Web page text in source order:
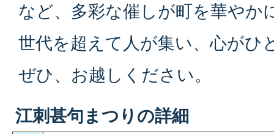
など、多彩な催しが町を華やか
世代を超えて人が集い、心がひ
ぜひ、お越しください。
江刺甚句まつりの詳細